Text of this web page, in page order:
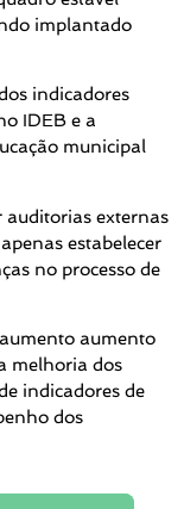
implantado
indicadores
IDEB e a
municipal
auditorias externas
estabelecer
no processo de
aumento
melhoria dos
indicadores de
dos